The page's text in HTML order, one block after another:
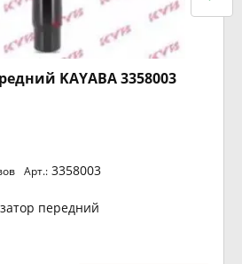
KAYABA 3358003
Арт.: 3358003
передний